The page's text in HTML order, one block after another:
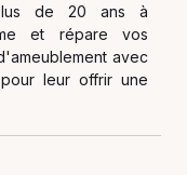
de 20 ans à
et répare vos
avec
leur offrir une